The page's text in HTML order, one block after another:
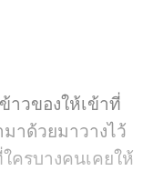
าวของให้เข้าที่
าด้วยมาวางไว้
ครบางคนเคยให้